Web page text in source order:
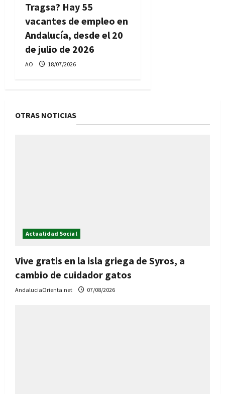
Tragsa? Hay 55
vacantes de empleo en
Andalucía, desde el 20
de julio de 2026
AO 18/07/2026
OTRAS NOTICIAS
Actualidad Social
Vive gratis en la isla griega de Syros, a
cambio de cuidador gatos
AndaluciaOrienta.net 07/08/2026